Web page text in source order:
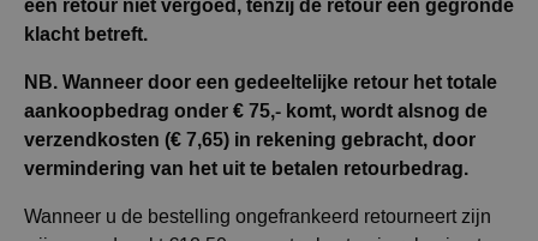
klacht betreft.
NB. Wanneer door een gedeeltelijke retour het totale
aankoopbedrag onder € 75,- komt, wordt alsnog de
verzendkosten (€ 7,65) in rekening gebracht, door
vermindering van het uit te betalen retourbedrag.
Wanneer u de bestelling ongefrankeerd retourneert zijn